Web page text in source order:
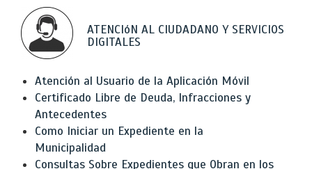
ATENCIóN AL CIUDADANO Y SERVICIOS
DIGITALES
Atención al Usuario de la Aplicación Móvil
Certificado Libre de Deuda, Infracciones y
Antecedentes
Como Iniciar un Expediente en la
Municipalidad
Consultas Sobre Expedientes que Obran en los